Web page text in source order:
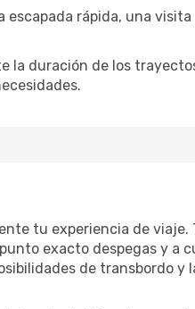
rápida, una
la duración de los
tu experiencia de viaje.
exacto despegas y a
de transbordo y